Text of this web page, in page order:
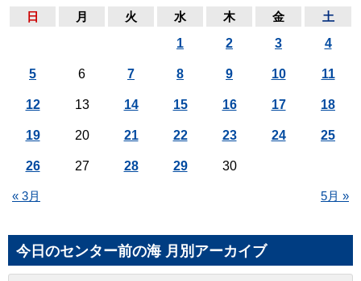
日
月 火 水 木 金 土
« 3月 5月 »
1 2 3 4
5 6 7 8 9 10 11
12 13 14 15 16 17 18
19 20 21 22 23 24 25
26 27 28 29 30
今日のセンター前の海 月別アーカイブ